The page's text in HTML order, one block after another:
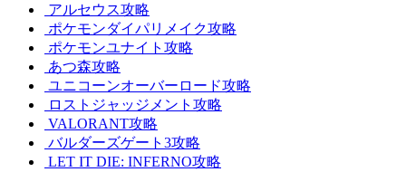
アルセウス攻略
ポケモンダイパリメイク攻略
ポケモンユナイト攻略
あつ森攻略
ユニコーンオーバーロード攻略
ロストジャッジメント攻略
VALORANT攻略
バルダーズゲート3攻略
LET IT DIE: INFERNO攻略